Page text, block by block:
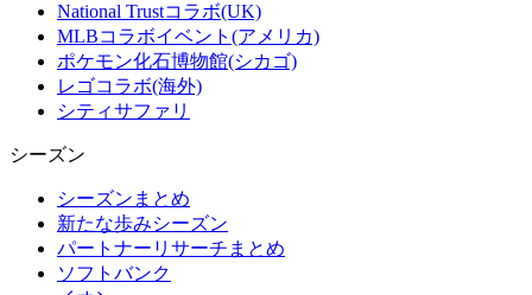
National Trustコラボ(UK)
MLBコラボイベント(アメリカ)
ポケモン化石博物館(シカゴ)
レゴコラボ(海外)
シティサファリ
シーズン
シーズンまとめ
新たな歩みシーズン
パートナーリサーチまとめ
ソフトバンク